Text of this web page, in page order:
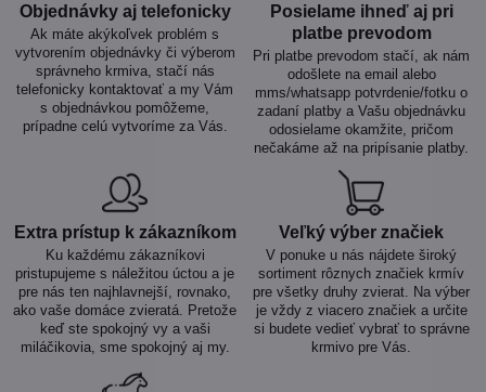
Objednávky aj telefonicky
Ak máte akýkoľvek problém s
vytvorením objednávky či výberom
správneho krmiva, stačí nás
telefonicky kontaktovať a my Vám
s objednávkou pomôžeme,
prípadne celú vytvoríme za Vás.
Posielame ihneď aj pri
platbe prevodom
Pri platbe prevodom stačí, ak nám
odošlete na email alebo
mms/whatsapp potvrdenie/fotku o
zadaní platby a Vašu objednávku
odosielame okamžite, pričom
nečakáme až na pripísanie platby.
Extra prístup k zákazníkom
Ku každému zákazníkovi
pristupujeme s náležitou úctou a je
pre nás ten najhlavnejší, rovnako,
ako vaše domáce zvieratá. Pretože
keď ste spokojný vy a vaši
miláčikovia, sme spokojný aj my.
Veľký výber značiek
V ponuke u nás nájdete široký
sortiment rôznych značiek krmív
pre všetky druhy zvierat. Na výber
je vždy z viacero značiek a určite
si budete vedieť vybrať to správne
krmivo pre Vás.